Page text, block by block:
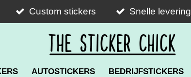
Custom stickers Snelle levering
AUTOSTICKERS BEDRIJFSTICKERS